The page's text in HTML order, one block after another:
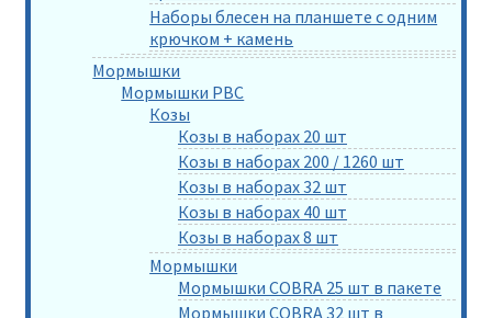
Наборы блесен на планшете с одним
крючком + камень
Мормышки
Мормышки РВС
Козы
Козы в наборах 20 шт
Козы в наборах 200 / 1260 шт
Козы в наборах 32 шт
Козы в наборах 40 шт
Козы в наборах 8 шт
Мормышки
Мормышки COBRA 25 шт в пакете
Мормышки COBRA 32 шт в